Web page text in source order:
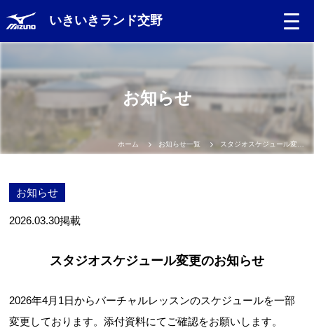
いきいきランド交野
お知らせ
ホーム お知らせ一覧 スタジオスケジュール変更のお知らせ
お知らせ
2026.03.30掲載
スタジオスケジュール変更のお知らせ
2026年4月1日からバーチャルレッスンのスケジュールを一部
変更しております。添付資料にてご確認をお願いします。